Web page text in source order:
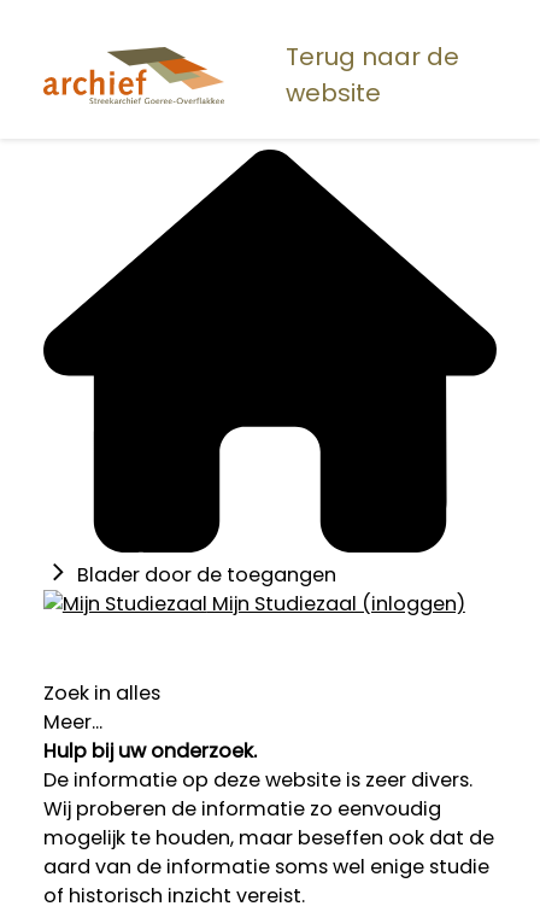
naar
Terug naar de
website
Blader door de toegangen
Mijn Studiezaal (inloggen)
Zoek in alles
Meer...
Hulp bij uw onderzoek.
De informatie op deze website is zeer divers.
Wij proberen de informatie zo eenvoudig
mogelijk te houden, maar beseffen ook dat de
aard van de informatie soms wel enige studie
of historisch inzicht vereist.